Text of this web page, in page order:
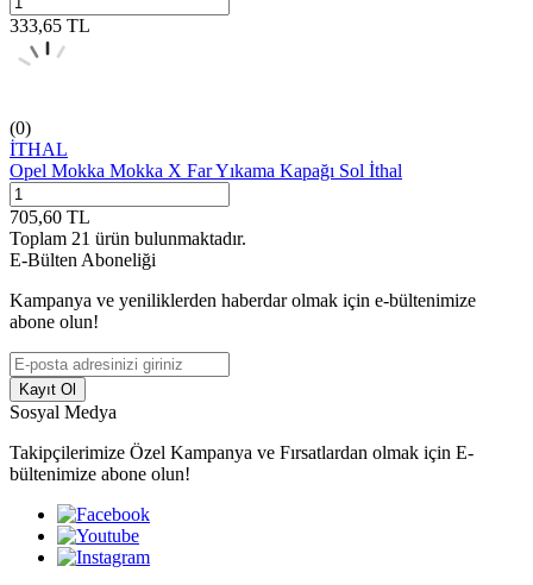
333,65 TL
(0)
İTHAL
Opel Mokka Mokka X Far Yıkama Kapağı Sol İthal
705,60 TL
Toplam 21 ürün bulunmaktadır.
E-Bülten Aboneliği
Kampanya ve yeniliklerden haberdar olmak için e-bültenimize
abone olun!
Kayıt Ol
Sosyal Medya
Takipçilerimize Özel Kampanya ve Fırsatlardan olmak için E-
bültenimize abone olun!